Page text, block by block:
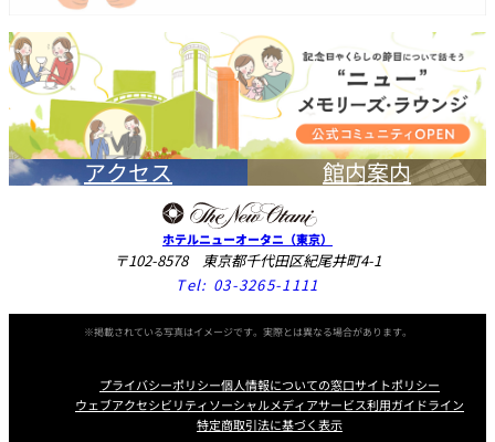
アクセス 館内案内
ホテルニューオータニ（東京）
〒102-8578 東京都千代田区紀尾井町4-1
Tel: 03-3265-1111
※掲載されている写真はイメージです。実際とは異なる場合があります。
プライバシーポリシー個人情報についての窓口サイトポリシー
ウェブアクセシビリティソーシャルメディアサービス利用ガイドライン
特定商取引法に基づく表示